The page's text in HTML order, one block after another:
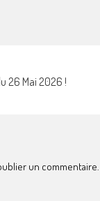
26 Mai 2026 !
un commentaire.